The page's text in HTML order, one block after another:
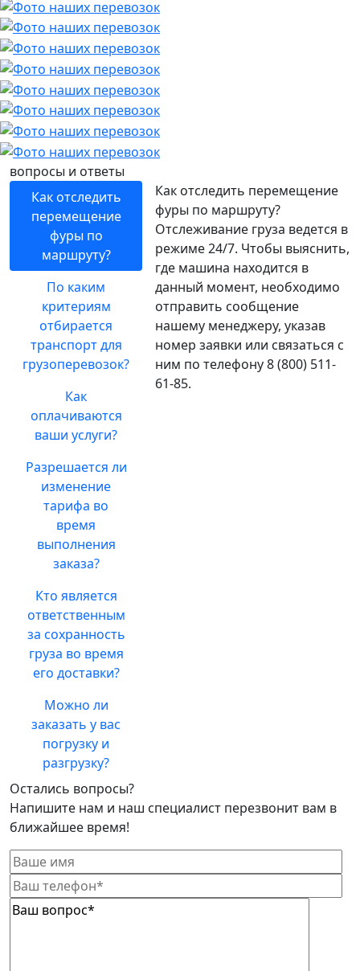
вопросы и ответы
Как отследить
перемещение
фуры по
маршруту?
По каким
критериям
отбирается
транспорт для
грузоперевозок?
Как
оплачиваются
ваши услуги?
Разрешается ли
изменение
тарифа во
время
выполнения
заказа?
Кто является
ответственным
за сохранность
груза во время
его доставки?
Можно ли
заказать у вас
погрузку и
разгрузку?
Как отследить перемещение
фуры по маршруту?
Отслеживание груза ведется в
режиме 24/7. Чтобы выяснить,
где машина находится в
данный момент, необходимо
отправить сообщение
нашему менеджеру, указав
номер заявки или связаться с
ним по телефону 8 (800) 511-
61-85.
Остались вопросы?
Напишите нам и наш специалист перезвонит вам в
ближайшее время!